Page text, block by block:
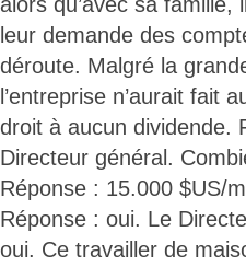
leur demande des
déroute. Malgré la
l’entreprise n’aurait fait
droit à aucun dividende.
Directeur général.
Réponse : 15.000 $US/
Réponse : oui. Le
oui. Ce travailler de